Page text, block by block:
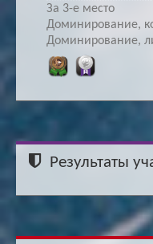
За 3-е место
Доминирование,
Доминирование,
Результаты